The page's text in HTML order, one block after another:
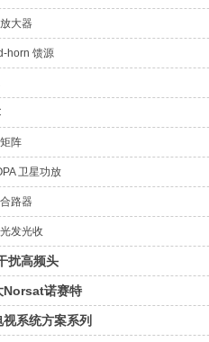
大器
horn 馈源
阵
卫星功放
路器
发光收
扰高频头
Norsat诺赛特
系统方案系列